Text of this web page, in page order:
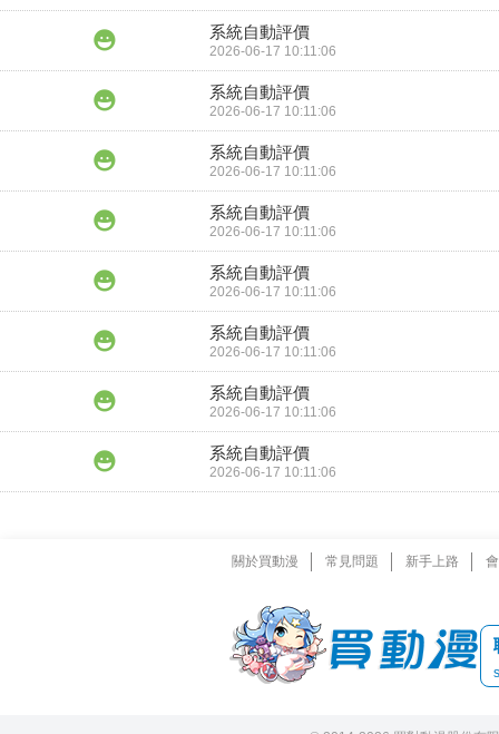
系統自動評價
2026-06-17 10:11:06
系統自動評價
2026-06-17 10:11:06
系統自動評價
2026-06-17 10:11:06
系統自動評價
2026-06-17 10:11:06
系統自動評價
2026-06-17 10:11:06
系統自動評價
2026-06-17 10:11:06
系統自動評價
2026-06-17 10:11:06
系統自動評價
2026-06-17 10:11:06
關於買動漫 常見問題 新手上路